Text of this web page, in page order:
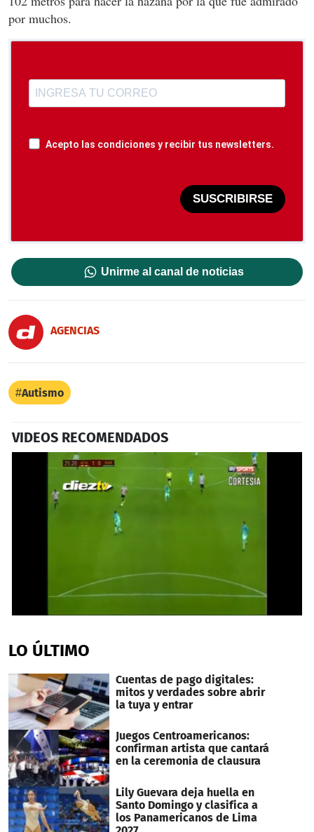
por muchos.
Acepto las condiciones y recibir tus newsletters.
SUSCRIBIRSE
Unirme al canal de noticias
AGENCIAS
Autismo
VIDEOS RECOMENDADOS
of
44
LO ÚLTIMO
Cuentas de pago digitales:
mitos y verdades sobre abrir
la tuya y entrar
Juegos Centroamericanos:
confirman artista que cantará
en la ceremonia de clausura
Lily Guevara deja huella en
Santo Domingo y clasifica a
los Panamericanos de Lima